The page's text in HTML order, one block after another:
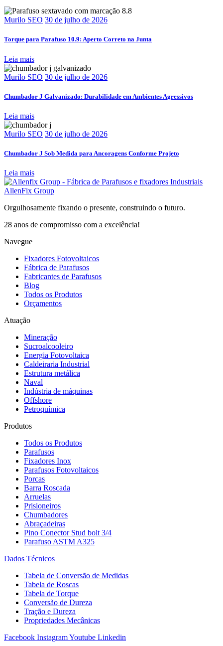
Murilo SEO 30 de julho de 2026
Torque para Parafuso 10.9: Aperto Correto na Junta
Leia mais
Murilo SEO 30 de julho de 2026
Chumbador J Galvanizado: Durabilidade em Ambientes Agressivos
Leia mais
Murilo SEO 30 de julho de 2026
Chumbador J Sob Medida para Ancoragens Conforme Projeto
Leia mais
AllenFix Group
Orgulhosamente fixando o presente, construindo o futuro.
28 anos de compromisso com a excelência!
Navegue
Fixadores Fotovoltaicos
Fábrica de Parafusos
Fabricantes de Parafusos
Blog
Todos os Produtos
Orçamentos
Atuação
Mineração
Sucroalcooleiro
Energia Fotovoltaica
Caldeiraria Industrial
Estrutura metálica
Naval
Indústria de máquinas
Offshore
Petroquímica
Produtos
Todos os Produtos
Parafusos
Fixadores Inox
Parafusos Fotovoltaicos
Porcas
Barra Roscada
Arruelas
Prisioneiros
Chumbadores
Abraçadeiras
Pino Conector Stud bolt 3/4
Parafuso ASTM A325
Dados Técnicos
Tabela de Conversão de Medidas
Tabela de Roscas
Tabela de Torque
Conversão de Dureza
Tração e Dureza
Propriedades Mecânicas
Facebook InstagramYoutube Linkedin